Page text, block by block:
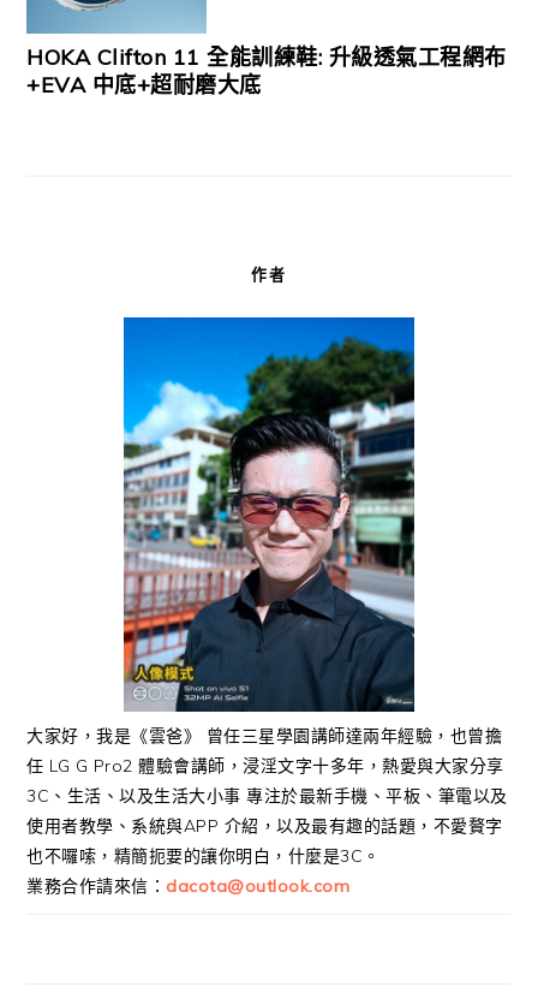
HOKA Clifton 11 全能訓練鞋: 升級透氣工程網布
+EVA 中底+超耐磨大底
作者
大家好，我是《雲爸》 曾任三星學園講師達兩年經驗，也曾擔
任 LG G Pro2 體驗會講師，浸淫文字十多年，熱愛與大家分享
3C、生活、以及生活大小事 專注於最新手機、平板、筆電以及
使用者教學、系統與APP 介紹，以及最有趣的話題，不愛贅字
也不囉嗦，精簡扼要的讓你明白，什麼是3C。
業務合作請來信： dacota@outlook.com